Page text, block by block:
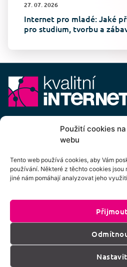
Použití cookies
webu
Tento web používá cookies, aby Vám
používání. Některé z těchto cookies jsou
jiné nám pomáhají analyzovat jeho
Přijmout
Nastavit
27. 07. 2026
Internet pro mladé: Jaké
pro studium, tvorbu a
info@kvalitni-
pobočného spolku Kvalitní internet
Cenový výměr pobočného spolku Kvalitní
Přihlášení k odběru
Kliknutím na tlačítko
os. údajů dle podmínek